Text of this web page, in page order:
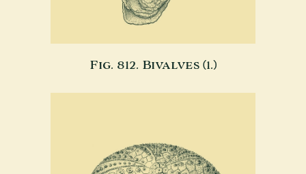
Fig. 812. Bivalves (1.)